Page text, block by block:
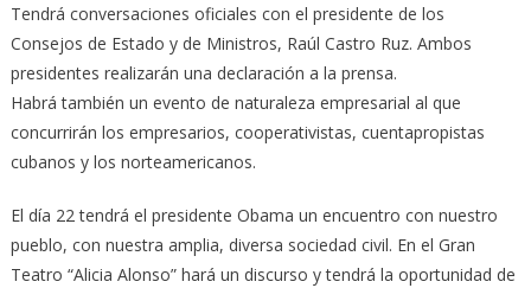
Tendrá conversaciones oficiales con el presidente de los
Consejos de Estado y de Ministros, Raúl Castro Ruz. Ambos
presidentes realizarán una declaración a la prensa.
Habrá también un evento de naturaleza empresarial al que
concurrirán los empresarios, cooperativistas, cuentapropistas
cubanos y los norteamericanos.
El día 22 tendrá el presidente Obama un encuentro con nuestro
pueblo, con nuestra amplia, diversa sociedad civil. En el Gran
Teatro “Alicia Alonso” hará un discurso y tendrá la oportunidad de